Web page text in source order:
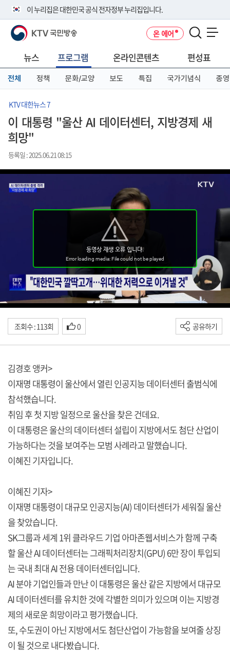
이 누리집은 대한민국 공식 전자정부 누리집입니다.
공식 누리집 주소 확인하기
니다.
이밖에 or.kr 또는 .kr등 다른 도메인 주소를 사용하고 있다면 아래 URL에
서 도메인 주소를 확인해 보세요
KTV 국민방송 온 에어
뉴스 프로그램 온라인콘텐츠 편성표
전체 정책 문화/교양 보도 특집 국가기념식 종영
KTV 대한뉴스 7
이 대통령 "울산 AI 데이터센터, 지방경제 새
희망"
등록일 : 2025.06.21 08:15
조회수 : 113회 0 공유하기
김경호 앵커>
이재명 대통령이 울산에서 열린 인공지능 데이터센터 출범식에
참석했습니다.
취임 후 첫 지방 일정으로 울산을 찾은 건데요.
이 대통령은 울산의 데이터센터 설립이 지방에서도 첨단 산업이
가능하다는 것을 보여주는 모범 사례라고 말했습니다.
이혜진 기자입니다.
이혜진 기자>
이재명 대통령이 대규모 인공지능(AI) 데이터센터가 세워질 울산
을 찾았습니다.
SK그룹과 세계 1위 클라우드 기업 아마존웹서비스가 함께 구축
할 울산 AI 데이터센터는 그래픽처리장치(GPU) 6만 장이 투입되
는 국내 최대 AI 전용 데이터센터입니다.
AI 분야 기업인들과 만난 이 대통령은 울산 같은 지방에서 대규모
AI 데이터센터를 유치한 것에 각별한 의미가 있으며 이는 지방경
제의 새로운 희망이라고 평가했습니다.
또, 수도권이 아닌 지방에서도 첨단산업이 가능함을 보여줄 상징
이 될 것으로 내다봤습니다.